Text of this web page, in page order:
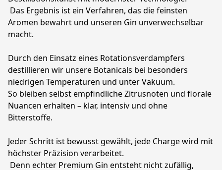
Aromen bewahrt und unseren Gin unverwechselbar
macht.
Durch den Einsatz eines Rotationsverdampfers
destillieren wir unsere Botanicals bei besonders
niedrigen Temperaturen und unter Vakuum.
So bleiben selbst empfindliche Zitrusnoten und florale
Nuancen erhalten – klar, intensiv und ohne
Bitterstoffe.
Jeder Schritt ist bewusst gewählt, jede Charge wird mit
höchster Präzision verarbeitet.